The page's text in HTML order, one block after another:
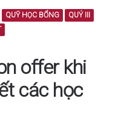
QUỸ HỌC BỔNG
QUÝ III
offer khi
các học